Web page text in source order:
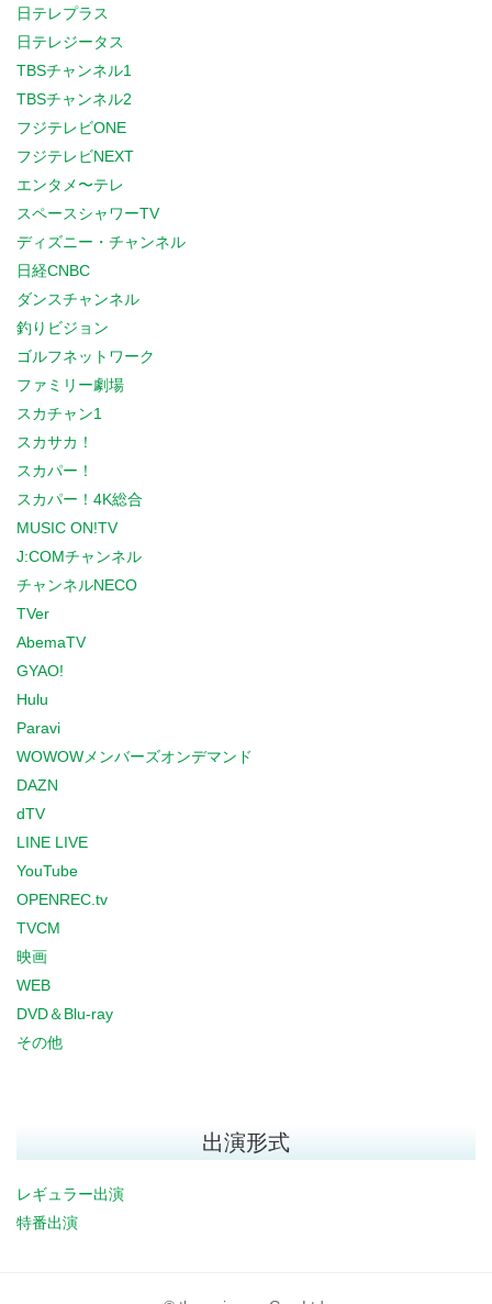
日テレプラス
日テレジータス
TBSチャンネル1
TBSチャンネル2
フジテレビONE
フジテレビNEXT
エンタメ〜テレ
スペースシャワーTV
ディズニー・チャンネル
日経CNBC
ダンスチャンネル
釣りビジョン
ゴルフネットワーク
ファミリー劇場
スカチャン1
スカサカ！
スカパー！
スカパー！4K総合
MUSIC ON!TV
J:COMチャンネル
チャンネルNECO
TVer
AbemaTV
GYAO!
Hulu
Paravi
WOWOWメンバーズオンデマンド
DAZN
dTV
LINE LIVE
YouTube
OPENREC.tv
TVCM
映画
WEB
DVD＆Blu-ray
その他
出演形式
レギュラー出演
特番出演